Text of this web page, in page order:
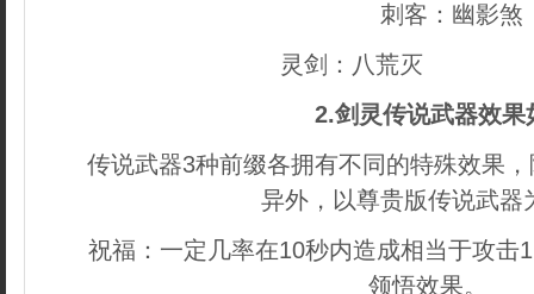
刺客：幽影煞
灵剑：八荒灭
2.剑灵传说武器效果
传说武器3种前缀各拥有不同的特殊效果，
异外，以尊贵版传说武器
祝福：一定几率在10秒内造成相当于攻击
领悟效果。